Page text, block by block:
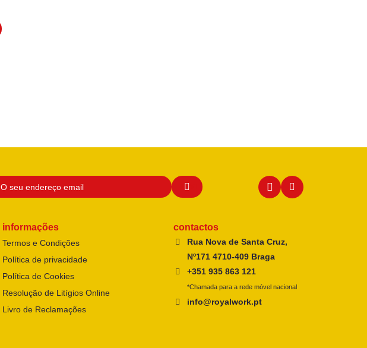
informações
Termos e Condições
Política de privacidade
Política de Cookies
Resolução de Litígios Online
Livro de Reclamações
contactos
Rua Nova de Santa Cruz,
Nº171 4710-409 Braga
+351 935 863 121
*Chamada para a rede móvel nacional
info@royalwork.pt